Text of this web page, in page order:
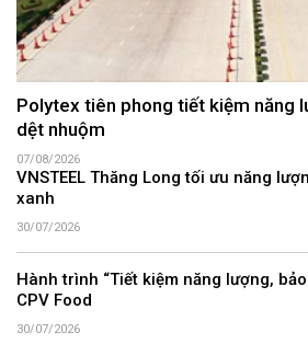
Polytex tiên phong tiết kiệm năng
dệt nhuộm
07/08/2026
VNSTEEL Thăng Long tối ưu năng
xanh
30/07/2026
Hành trình “Tiết kiệm năng lượng,
CPV Food
30/07/2026